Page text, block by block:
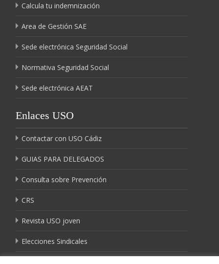
Calcula tu indemnización
Area de Gestión SAE
Sede electrónica Seguridad Social
Normativa Seguridad Social
Sede electrónica AEAT
Enlaces USO
Contactar con USO Cádiz
GUIAS PARA DELEGADOS
Consulta sobre Prevención
CRS
Revista USO joven
Elecciones Sindicales